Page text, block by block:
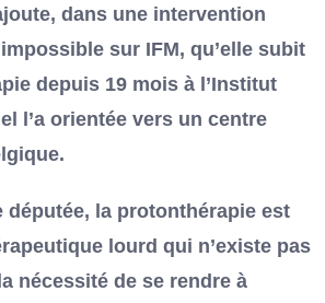
dans une intervention
sur IFM, qu’elle subit
depuis 19 mois à l’Institut
l’a orientée vers un centre
députée, la protonthérapie est
lourd qui n’existe pas
nécessité de se rendre à